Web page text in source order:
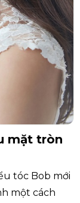
mặt tròn
tóc Bob mới
một cách